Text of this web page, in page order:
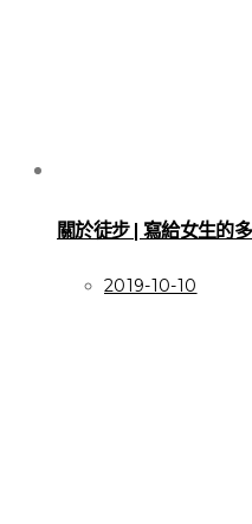
關於徒步 | 寫給女生的
2019-10-10